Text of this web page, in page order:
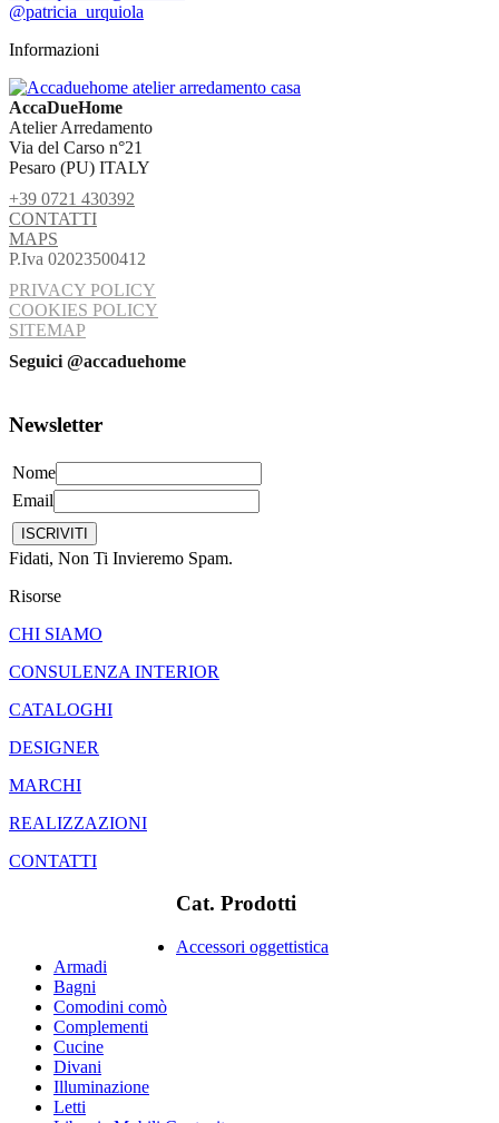
Informazioni
AccaDueHome
Atelier Arredamento
Via del Carso n°21
Pesaro (PU) ITALY
+39 0721 430392
CONTATTI
MAPS
P.Iva 02023500412
PRIVACY POLICY
COOKIES POLICY
SITEMAP
Seguici @accaduehome
Newsletter
Nome
Email
Fidati, Non Ti Invieremo Spam.
Risorse
CHI SIAMO
CONSULENZA INTERIOR
CATALOGHI
DESIGNER
MARCHI
REALIZZAZIONI
CONTATTI
Cat. Prodotti
Accessori oggettistica
Armadi
Bagni
Comodini comò
Complementi
Cucine
Divani
Illuminazione
Letti